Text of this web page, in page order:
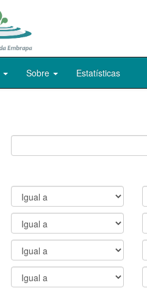
Sobre Estatísticas